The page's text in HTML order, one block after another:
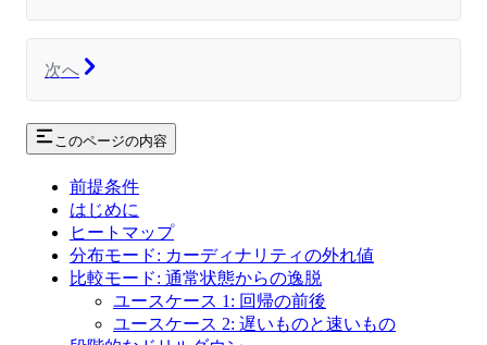
次へ
このページの内容
前提条件
はじめに
ヒートマップ
分布モード: カーディナリティの外れ値
比較モード: 通常状態からの逸脱
ユースケース 1: 回帰の前後
ユースケース 2: 遅いものと速いもの